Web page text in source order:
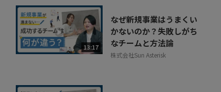
13:17
なぜ新規事業はうまくい
かないのか？失敗しがち
なチームと方法論
株式会社Sun Asterisk